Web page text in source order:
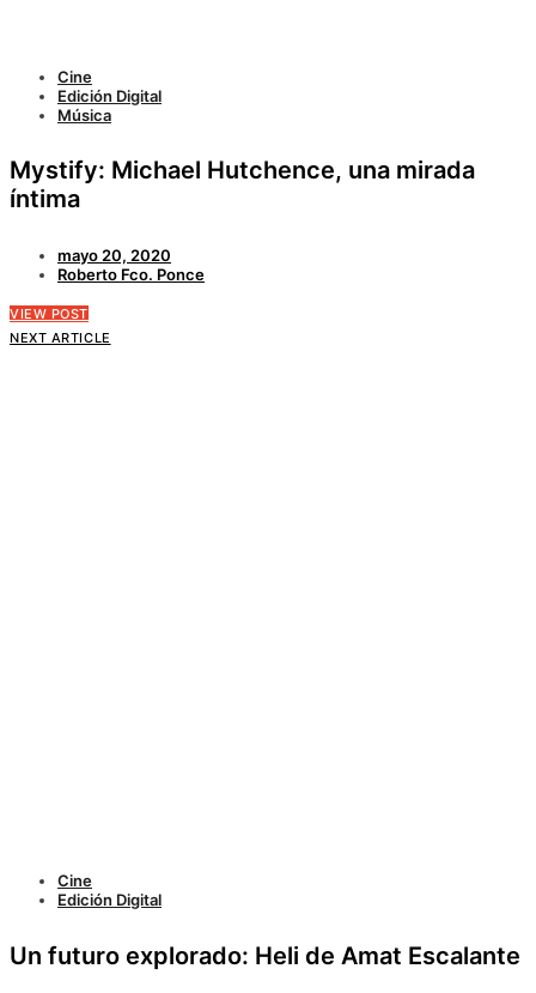
Cine
Edición Digital
Música
Mystify: Michael Hutchence, una mirada
íntima
mayo 20, 2020
Roberto Fco. Ponce
VIEW POST
NEXT ARTICLE
Cine
Edición Digital
Un futuro explorado: Heli de Amat Escalante